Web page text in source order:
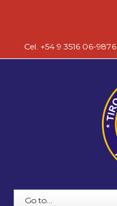
Cel. +54 9 3516 06-9876
Go to...